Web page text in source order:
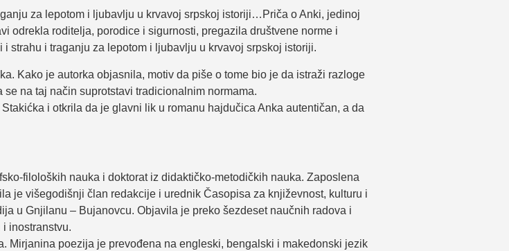
za lepotom i ljubavlju u krvavoj srpskoj istoriji…Priča o Anki, jedinoj
odrekla roditelja, porodice i sigurnosti, pregazila društvene norme i
strahu i traganju za lepotom i ljubavlju u krvavoj srpskoj istoriji.
Kako je autorka objasnila, motiv da piše o tome bio je da istraži razloge
na taj način suprotstavi tradicionalnim normama.
i otkrila da je glavni lik u romanu hajdučica Anka autentičan, a da
filoloških nauka i doktorat iz didaktičko-metodičkih nauka. Zaposlena
je višegodišnji član redakcije i urednik Časopisa za književnost, kulturu i
u Gnjilanu – Bujanovcu. Objavila je preko šezdeset naučnih radova i
inostranstvu.
Mirjanina poezija je prevođena na engleski, bengalski i makedonski jezik